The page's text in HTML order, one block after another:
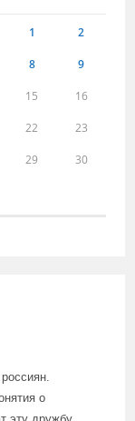
1 2
8 9
15 16
22 23
29 30
о